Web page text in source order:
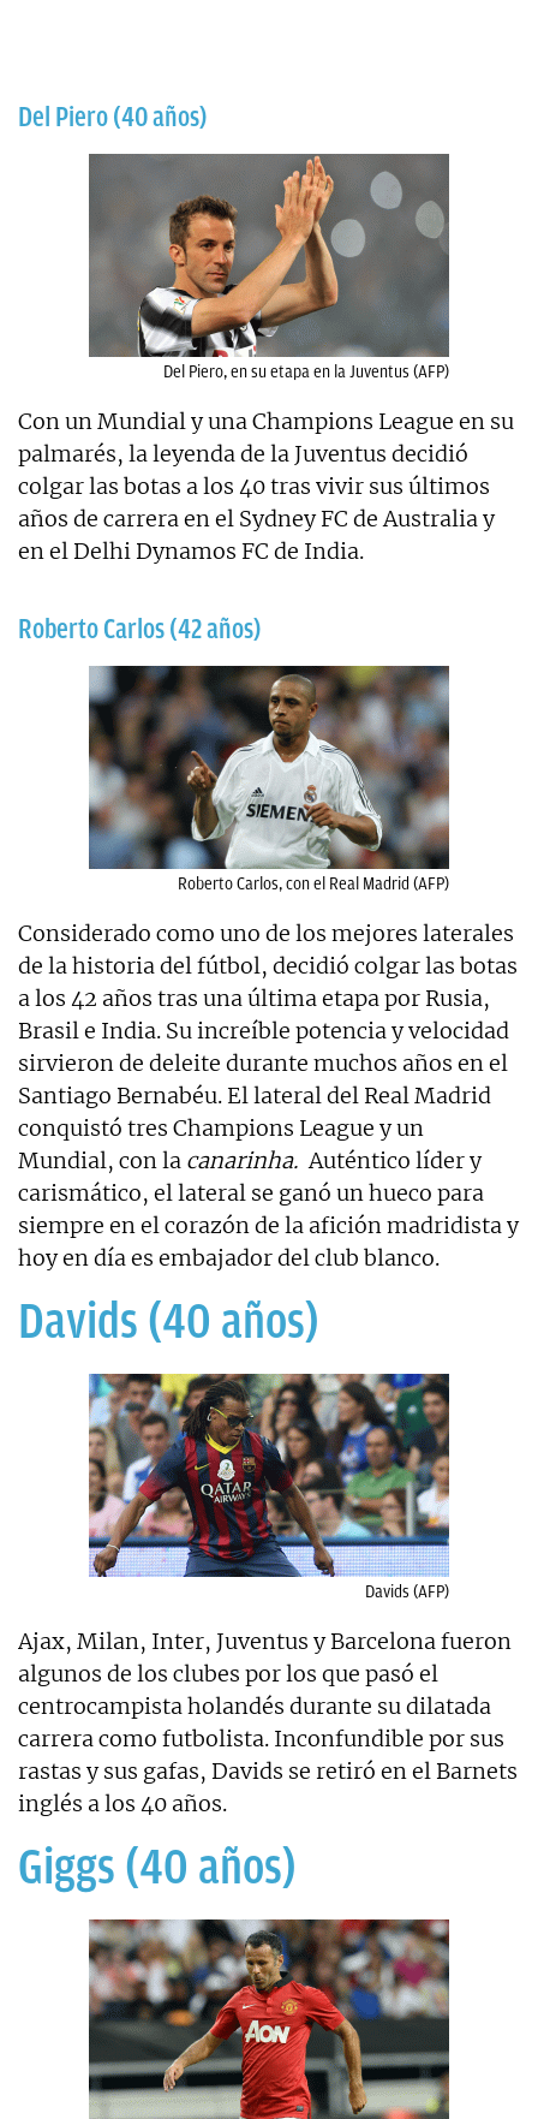
Del Piero (40 años)
Del Piero, en su etapa en la Juventus (AFP)
Con un Mundial y una Champions League en su
palmarés, la leyenda de la Juventus decidió
colgar las botas a los 40 tras vivir sus últimos
años de carrera en el Sydney FC de Australia y
en el Delhi Dynamos FC de India.
Roberto Carlos (42 años)
Roberto Carlos, con el Real Madrid (AFP)
Considerado como uno de los mejores laterales
de la historia del fútbol, decidió colgar las botas
a los 42 años tras una última etapa por Rusia,
Brasil e India. Su increíble potencia y velocidad
sirvieron de deleite durante muchos años en el
Santiago Bernabéu. El lateral del Real Madrid
conquistó tres Champions League y un
Mundial, con la canarinha. Auténtico líder y
carismático, el lateral se ganó un hueco para
siempre en el corazón de la afición madridista y
hoy en día es embajador del club blanco.
Davids (40 años)
Davids (AFP)
Ajax, Milan, Inter, Juventus y Barcelona fueron
algunos de los clubes por los que pasó el
centrocampista holandés durante su dilatada
carrera como futbolista. Inconfundible por sus
rastas y sus gafas, Davids se retiró en el Barnets
inglés a los 40 años.
Giggs (40 años)